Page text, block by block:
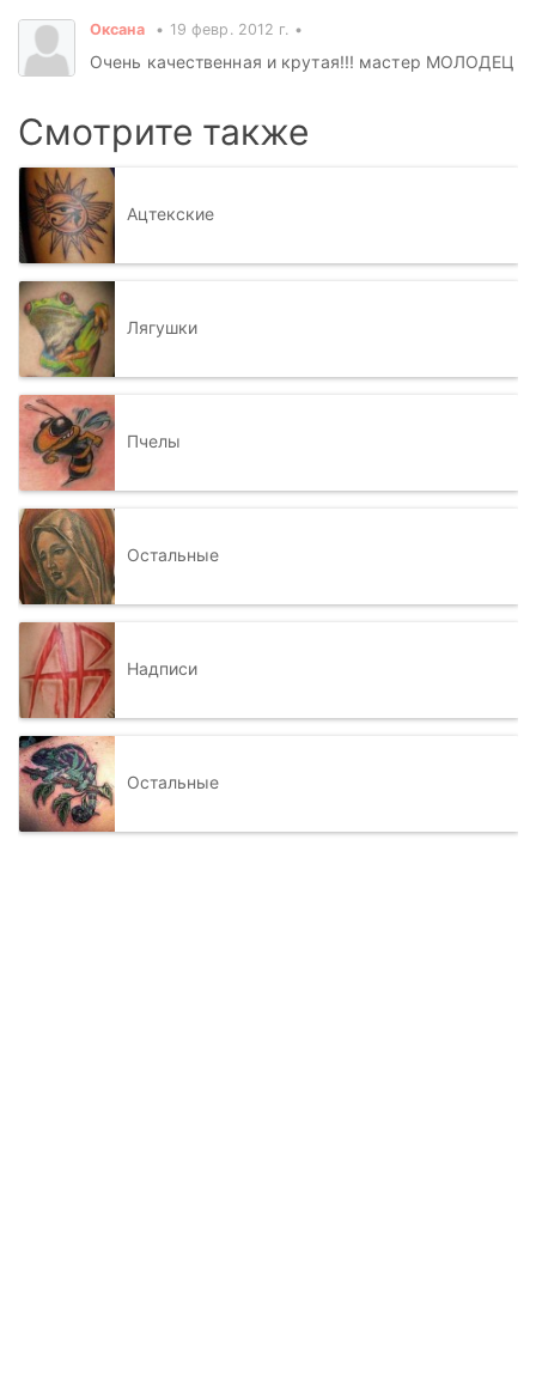
Оксана 19 февр. 2012 г.
Очень качественная и крутая!!! мастер МОЛОДЕЦ
Смотрите также
Ацтекские
Лягушки
Пчелы
Остальные
Надписи
Остальные